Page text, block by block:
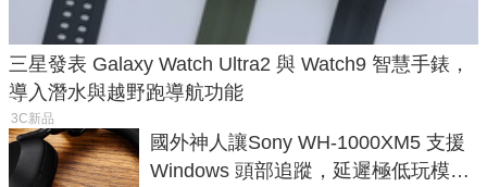
三星發表 Galaxy Watch Ultra2 與 Watch9 智慧手錶，
導入潛水與越野跑導航功能
3C新品
國外神人讓Sony WH-1000XM5 支援
Windows 頭部追蹤，延遲極低玩模擬